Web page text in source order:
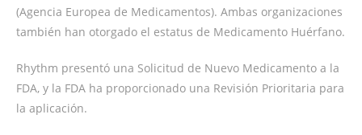
(Agencia Europea de Medicamentos). Ambas organizaciones
también han otorgado el estatus de Medicamento Huérfano.
Rhythm presentó una Solicitud de Nuevo Medicamento a la
FDA, y la FDA ha proporcionado una Revisión Prioritaria para
la aplicación.